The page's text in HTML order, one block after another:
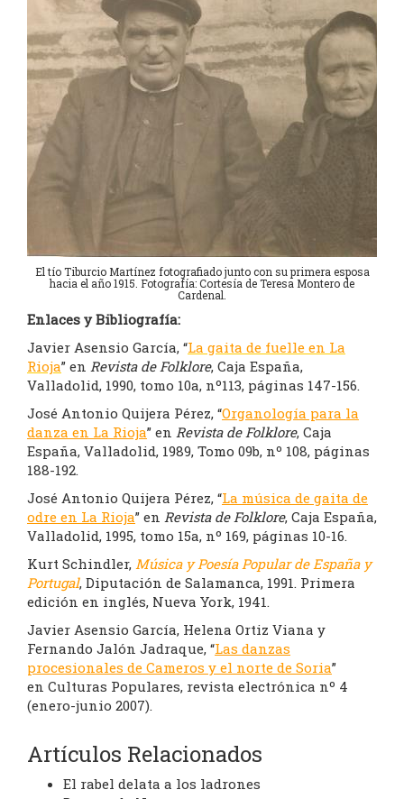
El tío Tiburcio Martínez fotografiado junto con su primera esposa
hacia el año 1915. Fotografía: Cortesía de Teresa Montero de
Cardenal.
Enlaces y Bibliografía:
Javier Asensio García, “La gaita de fuelle en La
Rioja” en Revista de Folklore, Caja España,
Valladolid, 1990, tomo 10a, nº113, páginas 147-156.
José Antonio Quijera Pérez, “Organología para la
danza en La Rioja” en Revista de Folklore, Caja
España, Valladolid, 1989, Tomo 09b, nº 108, páginas
188-192.
José Antonio Quijera Pérez, “La música de gaita de
odre en La Rioja” en Revista de Folklore, Caja España,
Valladolid, 1995, tomo 15a, nº 169, páginas 10-16.
Kurt Schindler, Música y Poesía Popular de España y
Portugal, Diputación de Salamanca, 1991. Primera
edición en inglés, Nueva York, 1941.
Javier Asensio García, Helena Ortiz Viana y
Fernando Jalón Jadraque, “Las danzas
procesionales de Cameros y el norte de Soria”
en Culturas Populares, revista electrónica nº 4
(enero-junio 2007).
Artículos Relacionados
El rabel delata a los ladrones